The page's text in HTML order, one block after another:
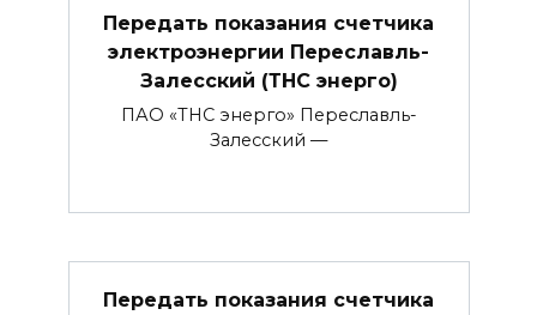
Передать показания счетчика
электроэнергии Переславль-
Залесский (ТНС энерго)
ПАО «ТНС энерго» Переславль-
Залесский —
Передать показания счетчика